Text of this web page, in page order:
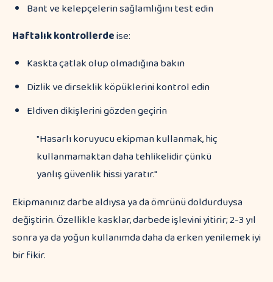
Bant ve kelepçelerin sağlamlığını test edin
Haftalık kontrollerdeise:
Kaskta çatlak olup olmadığına bakın
Dizlik ve dirseklik köpüklerini kontrol edin
Eldiven dikişlerini gözden geçirin
"Hasarlı koruyucu ekipman kullanmak, hiç
kullanmamaktan daha tehlikelidir çünkü
yanlış güvenlik hissi yaratır."
Ekipmanınız darbe aldıysa ya da ömrünü doldurduysa
değiştirin. Özellikle kasklar, darbede işlevini yitirir; 2-3 yıl
sonra ya da yoğun kullanımda daha da erken yenilemek iyi
bir fikir.